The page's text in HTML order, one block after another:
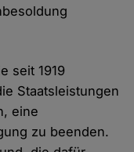
seit 1919
Staatsleistungen
eine
zu beenden.